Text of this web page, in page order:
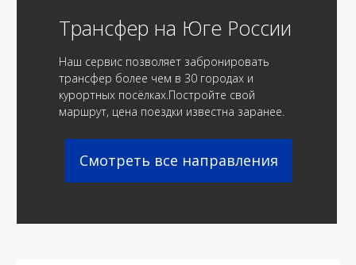
Трансфер на Юге России
Наш сервис позволяет забронировать
трансфер более чем в 30 городах и
курортных посёлках.Постройте свой
маршрут, цена поездки известна заранее.
Смотреть все направления